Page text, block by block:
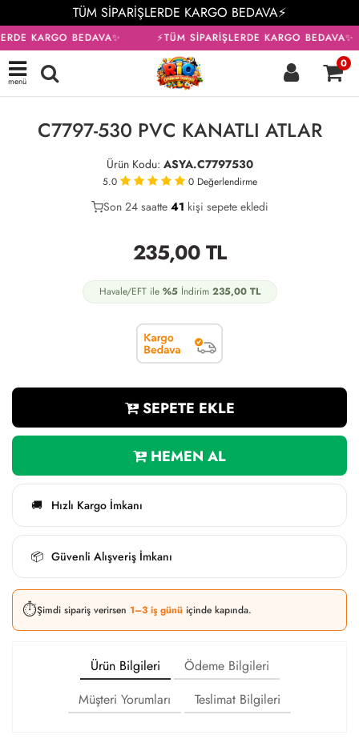
TÜM SİPARİŞLERDE KARGO BEDAVA⚡
KARGO BEDAVA✨ ⚡TÜM SİPARİŞLERDE KARGO BEDAVA✨
menü
0
C7797-530 PVC KANATLI ATLAR
Ürün Kodu: ASYA.C7797530
5.0 0 Değerlendirme
23
Son 24 saatte 41 kişi sepete ekledi
16
235,00TL
Havale/EFT ile %5İndirim 235,00TL
SEPETE EKLE
HEMEN AL
🚚 Hızlı Kargo İmkanı
📦 Güvenli Alışveriş İmkanı
⏱️Şimdi sipariş verirsen 1–3 iş günü içinde kapında.
Ürün Bilgileri
Ödeme Bilgileri
Müşteri Yorumları
Teslimat Bilgileri